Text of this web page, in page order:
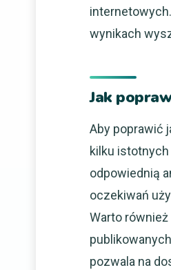
wynikach
Jak
Aby poprawić
kilku
odpowiednią
oczekiwań
Warto
pozwala na